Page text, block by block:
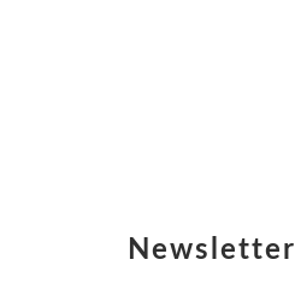
Newsletter